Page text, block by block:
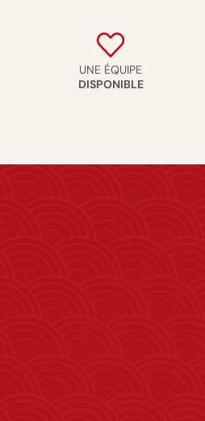
UNE ÉQUIPE
DISPONIBLE